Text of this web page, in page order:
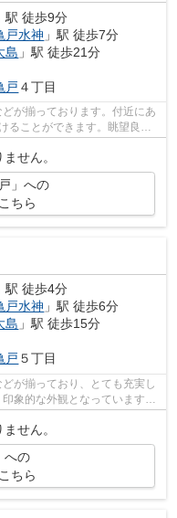
駅 徒歩9分
戸水神 」駅 徒歩7分
島 」駅 徒歩21分
戸 ４丁目
が揃っております。付近にあ
ることができます。眺望良好
せん。
」への
ちら
駅 徒歩4分
戸水神 」駅 徒歩6分
島 」駅 徒歩15分
戸 ５丁目
が揃っており、とても充実し
象的な外観となっています。
せん。
への
ちら